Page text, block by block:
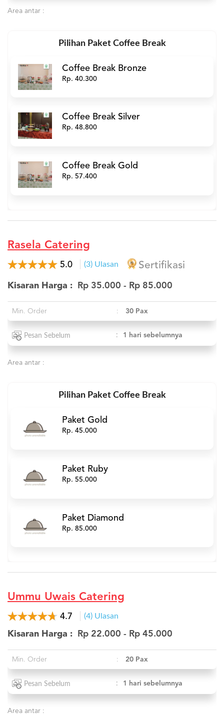
Area antar :
Pilihan Paket Coffee Break
Coffee Break Bronze
Rp. 40.300
Coffee Break Silver
Rp. 48.800
Coffee Break Gold
Rp. 57.400
Rasela Catering
5.0 (3) Ulasan Sertifikasi
Kisaran Harga : Rp 35.000 - Rp 85.000
Min. Order : 30 Pax
Pesan Sebelum : 1 hari sebelumnya
Area antar :
Pilihan Paket Coffee Break
Paket Gold
Rp. 45.000
Paket Ruby
Rp. 55.000
Paket Diamond
Rp. 85.000
Ummu Uwais Catering
4.7 (4) Ulasan
Kisaran Harga : Rp 22.000 - Rp 45.000
Min. Order : 20 Pax
Pesan Sebelum : 1 hari sebelumnya
Area antar :